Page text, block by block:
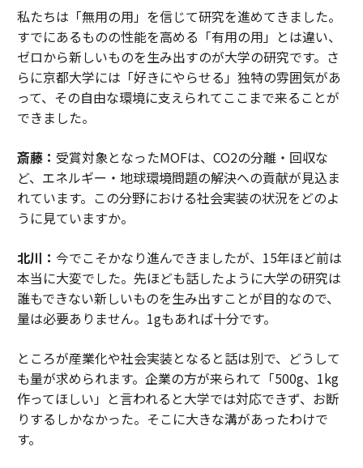
私たちは「無用の用」を信じて研究を進めてきました。
すでにあるものの性能を高める「有用の用」とは違い、
ゼロから新しいものを生み出すのが大学の研究です。さ
らに京都大学には「好きにやらせる」独特の雰囲気があ
って、その自由な環境に支えられてここまで来ることが
できました。
斎藤： 受賞対象となったMOFは、CO2の分離・回収な
ど、エネルギー・地球環境問題の解決への貢献が見込ま
れています。この分野における社会実装の状況をどのよ
うに見ていますか。
北川： 今でこそかなり進んできましたが、15年ほど前は
本当に大変でした。先ほども話したように大学の研究は
誰もできない新しいものを生み出すことが目的なので、
量は必要ありません。1gもあれば十分です。
ところが産業化や社会実装となると話は別で、どうして
も量が求められます。企業の方が来られて「500g、1kg
作ってほしい」と言われると大学では対応できず、お断
りするしかなかった。そこに大きな溝があったわけで
す。